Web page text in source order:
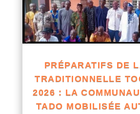
PRÉPARATIFS DE
TRADITIONNELLE
2026 : LA
TADO MOBILISÉE